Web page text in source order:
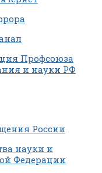
Профсоюза
и науки РФ
России
науки и
Федерации